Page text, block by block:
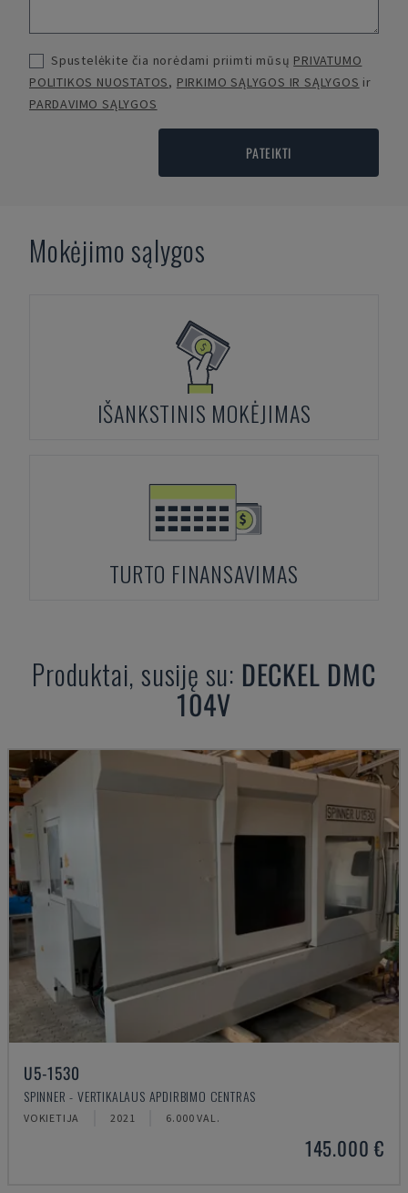
Spustelėkite čia norėdami priimti mūsų PRIVATUMO
POLITIKOS NUOSTATOS, PIRKIMO SĄLYGOS IR SĄLYGOS ir
PARDAVIMO SĄLYGOS
PATEIKTI
Mokėjimo sąlygos
IŠANKSTINIS MOKĖJIMAS
TURTO FINANSAVIMAS
Produktai, susiję su: DECKEL DMC
104V
U5-1530
SPINNER - VERTIKALAUS APDIRBIMO CENTRAS
VOKIETIJA 2021 6.000 VAL.
145.000 €